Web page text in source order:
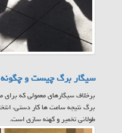
سیگار برگ چیست و چگونه
برخلاف سیگارهای معمولی که
برگ نتیجه ساعت ها کار دستی،
طولانی تخمیر و کهنه سازی است.